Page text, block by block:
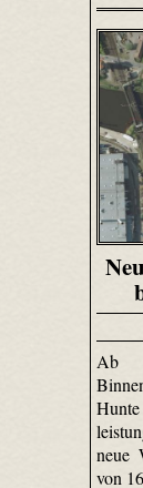
Ab
neue
von